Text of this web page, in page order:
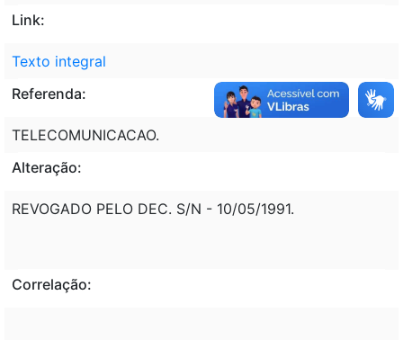
Link:
Texto integral
Referenda:
TELECOMUNICACAO.
Alteração:
REVOGADO PELO DEC. S/N - 10/05/1991.
Correlação: